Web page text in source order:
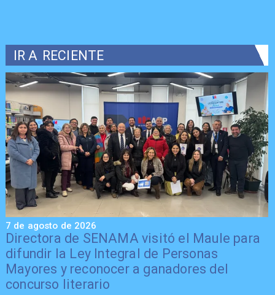
IR A RECIENTE
Directora de SENAMA visitó el Maule para
difundir la Ley Integral de Personas
Mayores y reconocer a ganadores del
concurso literario
7 de agosto de 2026